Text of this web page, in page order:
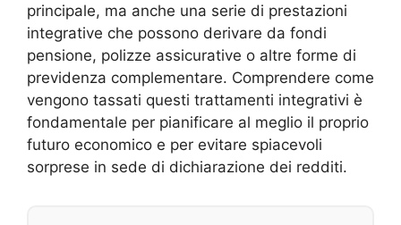
principale, ma anche una serie di prestazioni
integrative che possono derivare da fondi
pensione, polizze assicurative o altre forme di
previdenza complementare. Comprendere come
vengono tassati questi trattamenti integrativi è
fondamentale per pianificare al meglio il proprio
futuro economico e per evitare spiacevoli
sorprese in sede di dichiarazione dei redditi.